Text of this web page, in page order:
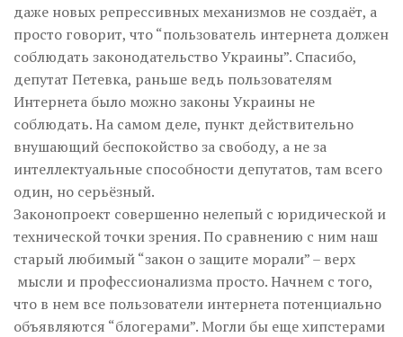
даже новых репрессивных механизмов не создаёт, а
просто говорит, что “пользователь интернета должен
соблюдать законодательство Украины”. Спасибо,
депутат Петевка, раньше ведь пользователям
Интернета было можно законы Украины не
соблюдать. На самом деле, пункт действительно
внушающий беспокойство за свободу, а не за
интеллектуальные способности депутатов, там всего
один, но серьёзный.
Законопроект совершенно нелепый с юридической и
технической точки зрения. По сравнению с ним наш
старый любимый “закон о защите морали” – верх
мысли и профессионализма просто. Начнем с того,
что в нем все пользователи интернета потенциально
объявляются “блогерами”. Могли бы еще хипстерами